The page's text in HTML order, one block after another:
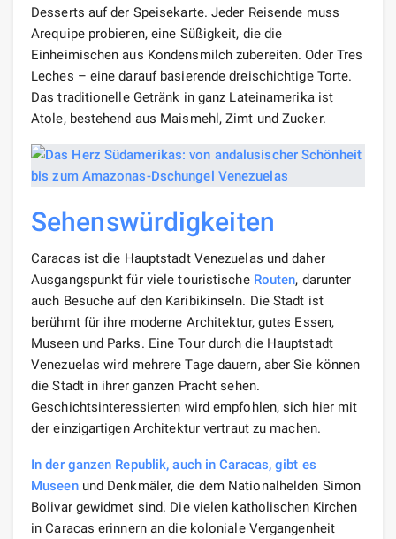
Desserts auf der Speisekarte. Jeder Reisende muss
Arequipe probieren, eine Süßigkeit, die die
Einheimischen aus Kondensmilch zubereiten. Oder Tres
Leches – eine darauf basierende dreischichtige Torte.
Das traditionelle Getränk in ganz Lateinamerika ist
Atole, bestehend aus Maismehl, Zimt und Zucker.
Sehenswürdigkeiten
Caracas ist die Hauptstadt Venezuelas und daher
Ausgangspunkt für viele touristische Routen, darunter
auch Besuche auf den Karibikinseln. Die Stadt ist
berühmt für ihre moderne Architektur, gutes Essen,
Museen und Parks. Eine Tour durch die Hauptstadt
Venezuelas wird mehrere Tage dauern, aber Sie können
die Stadt in ihrer ganzen Pracht sehen.
Geschichtsinteressierten wird empfohlen, sich hier mit
der einzigartigen Architektur vertraut zu machen.
In der ganzen Republik, auch in Caracas, gibt es
Museenund Denkmäler, die dem Nationalhelden Simon
Bolivar gewidmet sind. Die vielen katholischen Kirchen
in Caracas erinnern an die koloniale Vergangenheit